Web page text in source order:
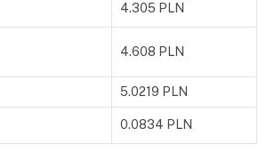
4.305 PLN
4.608 PLN
5.0219 PLN
0.0834 PLN